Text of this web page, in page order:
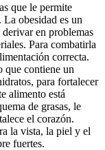
que le permite
obesidad es un
en problemas
Para combatirla
correcta.
que contiene un
para fortalecer
alimento está
de grasas, le
el corazón.
la vista, la piel y el
fuertes.